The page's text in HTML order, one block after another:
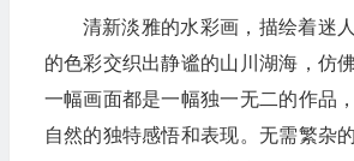
清新淡雅的水彩画，描绘着迷
的色彩交织出静谧的山川湖海，仿
一幅画面都是一幅独一无二的作品
自然的独特感悟和表现。无需繁杂